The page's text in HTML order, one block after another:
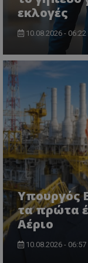
εκλογές
10.08.2026 - 06:22
Υπουργός
τα πρώτα
Αέριο
10.08.2026 - 06:57